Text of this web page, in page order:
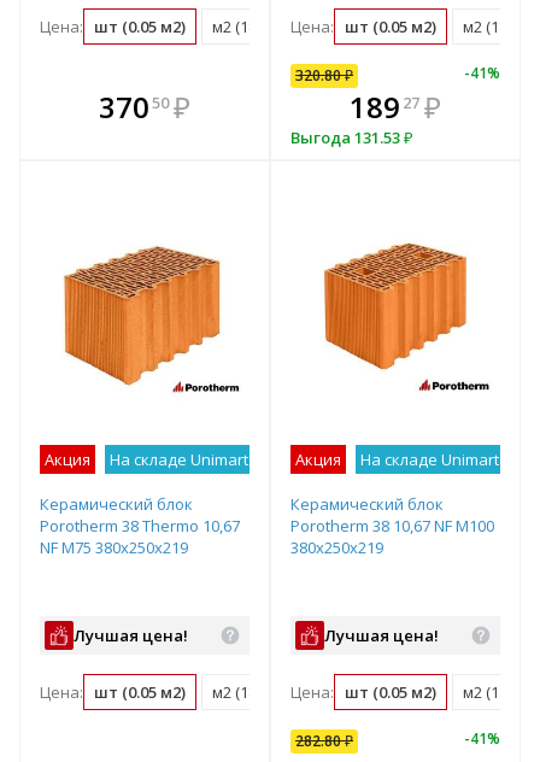
Цена: шт (0.05 м2) м2 (18.3 шт) м3 (35.8 шт) поддон (50
37050 ₽
В комплекте
всегда выгоднее!
Цена: шт (0.05 м2) м2 (18.3
32080
320.80₽ -41%
189 27 ₽
Выгода 131.53₽
Акция На складе Unimart Лучшее предложение
Керамический блок
Porotherm 38 Thermo 10,67
NF М75 380х250х219
Лучшая цена!
Цена: шт (0.05 м2) м2 (18.3 шт) м3 (48.1 шт) поддон (60
Акция На складе Unimart
Керамический блок
Porotherm 38 10,67 NF М100
380х250х219
Лучшая цена!
Цена: шт (0.05 м2) м2 (18.3
282.80₽ -41%